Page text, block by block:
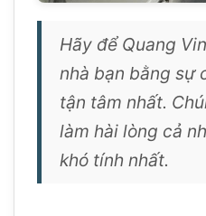
Hãy để Quang
nhà bạn bằng sự
tận tâm nhất.
làm hài lòng cả
khó tính nhất.